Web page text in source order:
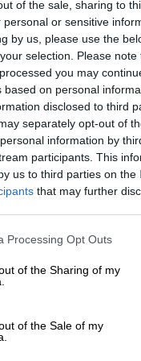
of the sale, sharing to
personal or sensitive
by us, please use the
selection. Please
you may
based on personal
disclosed to third
separately opt-out of
information by
participants. This
us to third parties on the
that may further
website/app uses one or
or usage behaviour.
to Google and its third-
specified purposes in
Processing Opt Outs
of the Sharing of my
of the Sale of my
η πατρίδα μας.
για τη
που αποτελούν
δίκαιης
Εδώ να σημειώσω
μήνα τα
θετικά
ροές στα
νέο πλαίσιο
έχει τρεις
διαδικασίες
από άλλα
αγροτική
οι κατασκευές
οι μεγαλύτερες